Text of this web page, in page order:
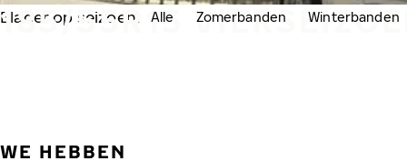
185/55R15
Blader op seizoen: Alle Zomerbanden Winterbanden
WE HEBBEN